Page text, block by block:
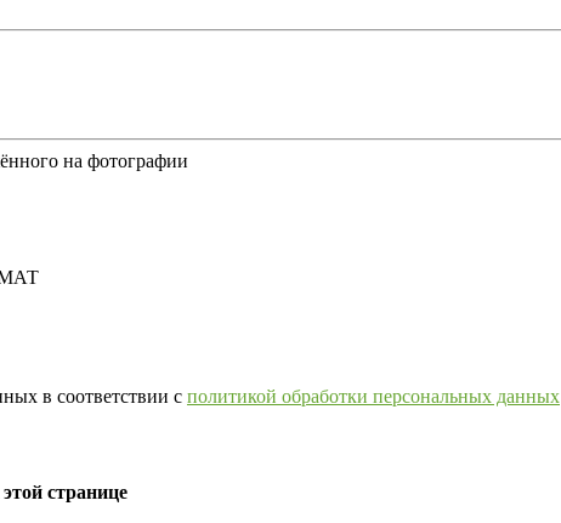
на фотографии
в соответствии с политикой обработки персональных данных
странице